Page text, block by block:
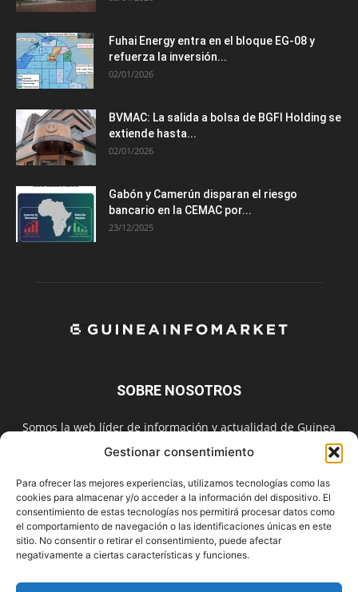
Gestionar consentimiento
Para ofrecer las mejores experiencias, utilizamos tecnologías como las
cookies para almacenar y/o acceder a la información del dispositivo. El
consentimiento de estas tecnologías nos permitirá procesar datos como
el comportamiento de navegación o las identificaciones únicas en este
sitio. No consentir o retirar el consentimiento, puede afectar
negativamente a ciertas características y funciones.
Fuhai Energy entra en el bloque EG-08 y
refuerza la inversión...
02/01/2026
BVMAC: La salida a bolsa de BGFI Holding se
extiende hasta...
02/01/2026
Gabón y Camerún disparan el riesgo
bancario en la CEMAC por...
23/12/2025
SOBRE NOSOTROS
Somos la web líder de información y actualidad de Guinea
Ecuatorial. Únete a nuestra red de servicios e información
digital también en las redes sociales.
Contáctanos: info@guineainfomarket.com
SÍGUENOS